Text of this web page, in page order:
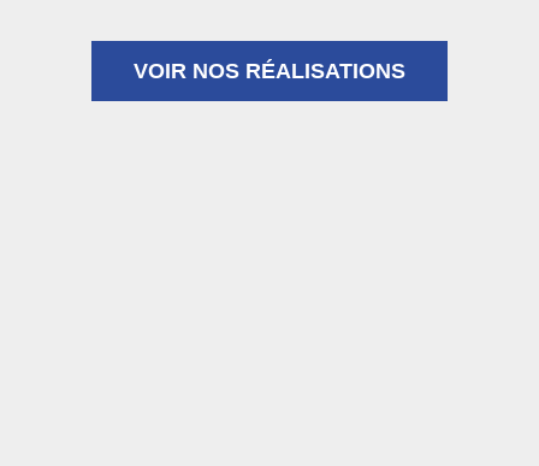
VOIR NOS RÉALISATIONS